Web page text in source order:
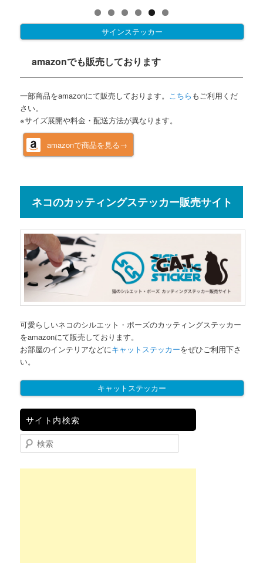
サインステッカー
amazonでも販売しております
一部商品をamazonにて販売しております。 こちら もご利用くだ
さい。
※サイズ展開や料金・配送方法が異なります。
amazonで商品を見る→
ネコのカッティングステッカー販売サイト
可愛らしいネコのシルエット・ポーズのカッティングステッカー
をamazonにて販売しております。
お部屋のインテリアなどにキャットステッカーをぜひご利用下さ
い。
キャットステッカー
サイト内検索
検索